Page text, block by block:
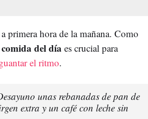
primera hora de la mañana. Como
del día es crucial para
el ritmo.
unas rebanadas de pan de
extra y un café con leche sin